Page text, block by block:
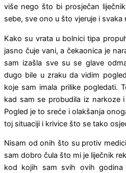
više nego što bi prosječan
sebe, sve ono u što vjeruje i svaka
Kako su vrata u bolnici tipa
jasno čuje vani, a čekaonica je
sam izašla sve su se glave
dugo bile u zraku da vidim
koje sam imala prilike pogledati.
kad sam se probudila iz narkoze
Pogled je to sreće i olakšanja
toj situaciji i krivice što se tako
Nisam od onih što su protiv
sam dobro čula što mi je liječnik
kod kojih sam svih ovih godina